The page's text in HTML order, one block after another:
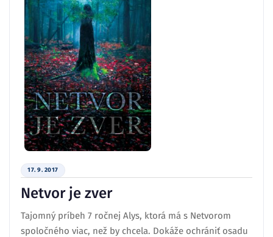
17. 9. 2017
Netvor je zver
Tajomný príbeh 7 ročnej Alys, ktorá má s Netvorom
spoločného viac, než by chcela. Dokáže ochrániť osadu